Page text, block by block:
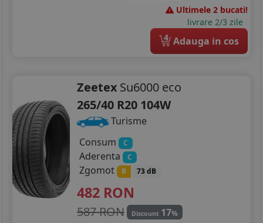
Ultimele 2 bucati!
livrare 2/3 zile
4 Adauga in cos
Zeetex Su6000 eco
265/40 R20 104W
Turisme
Consum
C
Aderenta C
Zgomot B 73 dB
482 RON
587 RON Discount 17%